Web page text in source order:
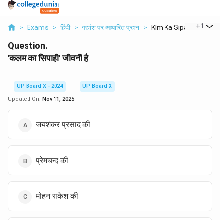
> Exams > हिंदी > गद्यांश पर आधारित प्रश्न > Klm Ka Sipahii Jiivn...
+1
Question.
'कलम का सिपाही' जीवनी है
UP Board X - 2024
UP Board X
Updated On: Nov 11, 2025
जयशंकर प्रसाद की
प्रेमचन्द की
मोहन राकेश की